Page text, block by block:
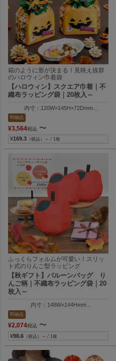
箱のように形が決まる！見映え抜群
のハロウィン巾着袋
【ハロウィン】スクエア巾着｜不
織布ラッピング袋｜20枚入～
内寸：120W×145H×72Dmm
外寸：120W×170H×80Dmm
即納品
¥3,564税込 〜
¥169.3 （税込）～ ⁄ 1枚
ふっくらフォルムが可愛い！スリッ
ト式のりんご型ラッピング
【秋ギフト】バルーンバッグ り
んご柄｜不織布ラッピング袋｜20
枚入～
内寸：148W×144Hmm
即納品
¥2,074税込 〜
¥98.6 （税込）～ ⁄ 1枚